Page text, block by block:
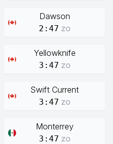
Dawson
2:47 zo
Yellowknife
3:47 zo
Swift Current
3:47 zo
Monterrey
3:47 zo